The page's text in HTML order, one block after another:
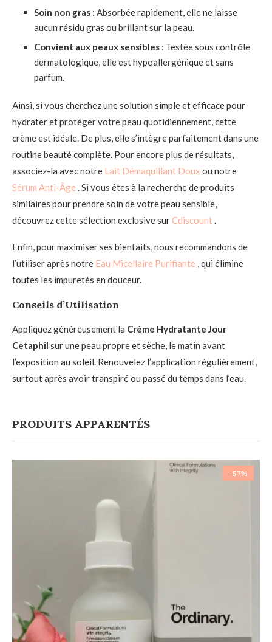
Soin non gras : Absorbée rapidement, elle ne laisse
aucun résidu gras ou brillant sur la peau.
Convient aux peaux sensibles : Testée sous contrôle
dermatologique, elle est hypoallergénique et sans
parfum.
Ainsi, si vous cherchez une solution simple et efficace pour
hydrater et protéger votre peau quotidiennement, cette
crème est idéale. De plus, elle s’intègre parfaitement dans une
routine beauté complète. Pour encore plus de résultats,
associez-la avec notre Lait Démaquillant Doux ou notre
Sérum Anti-Âge . Si vous êtes à la recherche de produits
similaires pour prendre soin de votre peau sensible,
découvrez cette sélection exclusive surCdiscount.
Enfin, pour maximiser ses bienfaits, nous recommandons de
l’utiliser après notre Eau Micellaire Purifiante , qui élimine
toutes les impuretés en douceur.
Conseils d’Utilisation
Appliquez généreusement la Crème Hydratante Jour
Cetaphil sur une peau propre et sèche, le matin avant
l’exposition au soleil. Renouvelez l’application régulièrement,
surtout après avoir transpiré ou passé du temps dans l’eau.
PRODUITS APPARENTÉS
-57%